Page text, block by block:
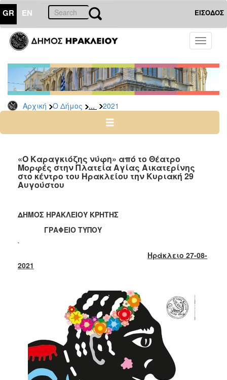
GR EN ΕΙΣΟΔΟΣ
Toggle
Αρχική Ο Δήμος ... 2021
ΔΗΜΟΣ
Δελτία
Τύπου
Αρχείο
2026
2024
2022
2021
2019
2018
2006
«Ο Καραγκιόζης νύφη» από το Θέατρο
Μορφές στην Πλατεία Αγίας Αικατερίνης
στο κέντρο του Ηρακλείου την Κυριακή 29
Αυγούστου
ΔΗΜΟΣ ΗΡΑΚΛΕΙΟΥ ΚΡΗΤΗΣ
ΓΡΑΦΕΙΟ ΤΥΠΟΥ
`
Ηράκλειο 27-08-
2021